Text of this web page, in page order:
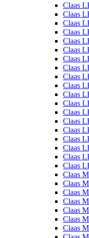
Claas
Claas
Claas
Claas
Claas
Claas
Claas
Claas
Claas
Claas
Claas
Claas
Claas
Claas
Claas
Claas
Claas
Claas
Claas
Claas
Claas
Claas
Claas
Claas
Claas
Claas